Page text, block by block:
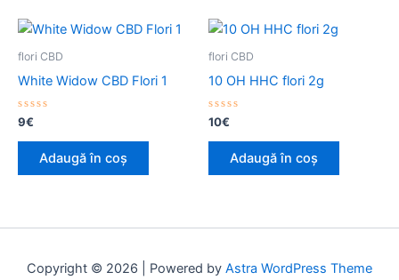
flori CBD
White Widow CBD Flori 1
Evaluat
la
0
9€
Adaugă în coș
flori CBD
10 OH HHC flori 2g
Evaluat
la
0
10€
Adaugă în coș
Copyright © 2026 | Powered by Astra WordPress Theme